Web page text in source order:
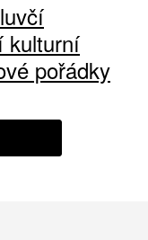
kulturní
pořádky